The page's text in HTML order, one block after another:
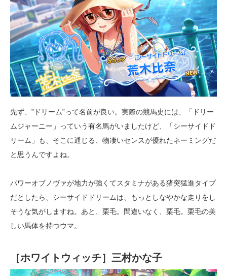
先ず、”ドリーム”って名前が良い。実際の競馬史には、「ドリー
ムジャーニー」っていう有名馬がいましたけど、「シーサイドド
リーム」も、そこに通じる、物凄いセンスが優れたネーミングだ
と思うんですよね。
パワーオブノヴァが地力が強くてスタミナがある猪突猛進タイプ
だとしたら、シーサイドドリームは、もっとしなやかな走りをし
そうな気がしますね。あと、栗毛。間違いなく、栗毛。栗毛の美
しい馬体を持つウマ。
［ホワイトウィッチ］三村かな子